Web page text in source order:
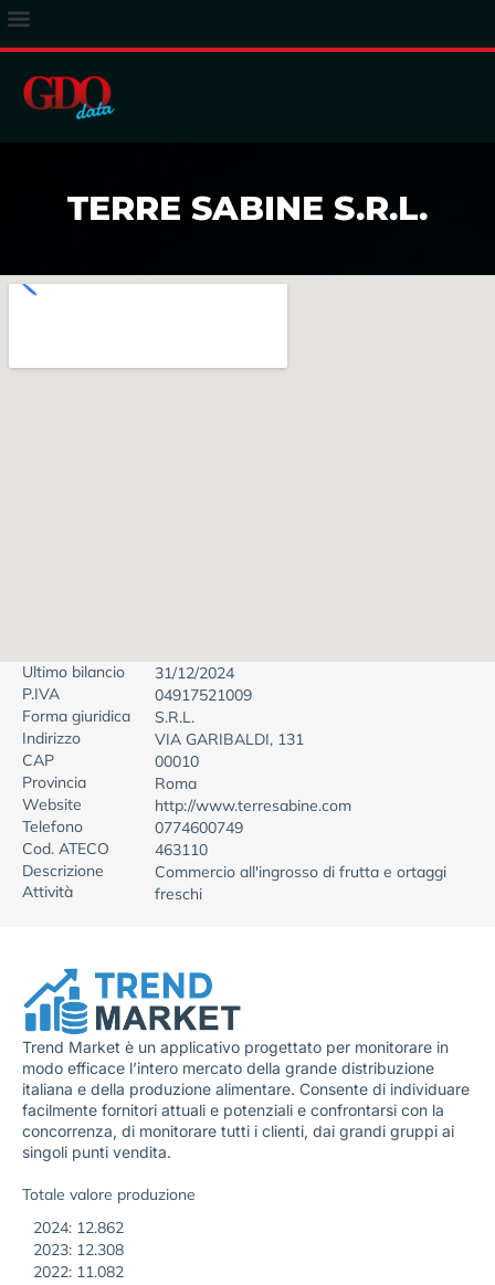
TERRE SABINE S.R.L.
Ultimo bilancio
31/12/2024
P.IVA
04917521009
Forma giuridica
S.R.L.
Indirizzo
VIA GARIBALDI, 131
CAP
00010
Provincia
Roma
Website
http://www.terresabine.com
Telefono
0774600749
Cod. ATECO
463110
Descrizione
Attività
Commercio all'ingrosso di frutta e ortaggi
freschi
Trend Market è un applicativo progettato per monitorare in
modo efficace l’intero mercato della grande distribuzione
italiana e della produzione alimentare. Consente di individuare
facilmente fornitori attuali e potenziali e confrontarsi con la
concorrenza, di monitorare tutti i clienti, dai grandi gruppi ai
singoli punti vendita.
Totale valore produzione
2024: 12.862
2023: 12.308
2022: 11.082